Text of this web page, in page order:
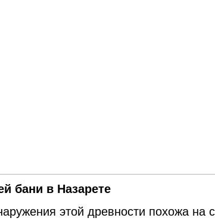
бани в Назарете
этой древности похожа на